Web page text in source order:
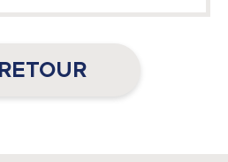
RETOUR